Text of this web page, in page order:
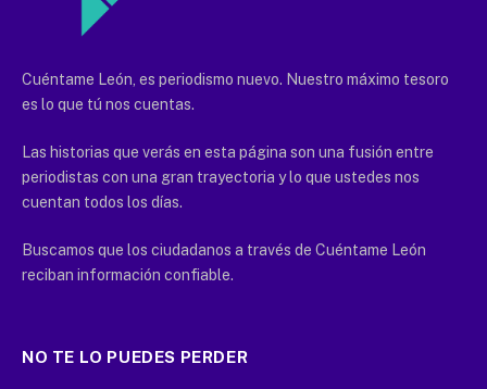
Cuéntame León, es periodismo nuevo. Nuestro máximo tesoro
es lo que tú nos cuentas.
Las historias que verás en esta página son una fusión entre
periodistas con una gran trayectoria y lo que ustedes nos
cuentan todos los días.
Buscamos que los ciudadanos a través de Cuéntame León
reciban información confiable.
NO TE LO PUEDES PERDER